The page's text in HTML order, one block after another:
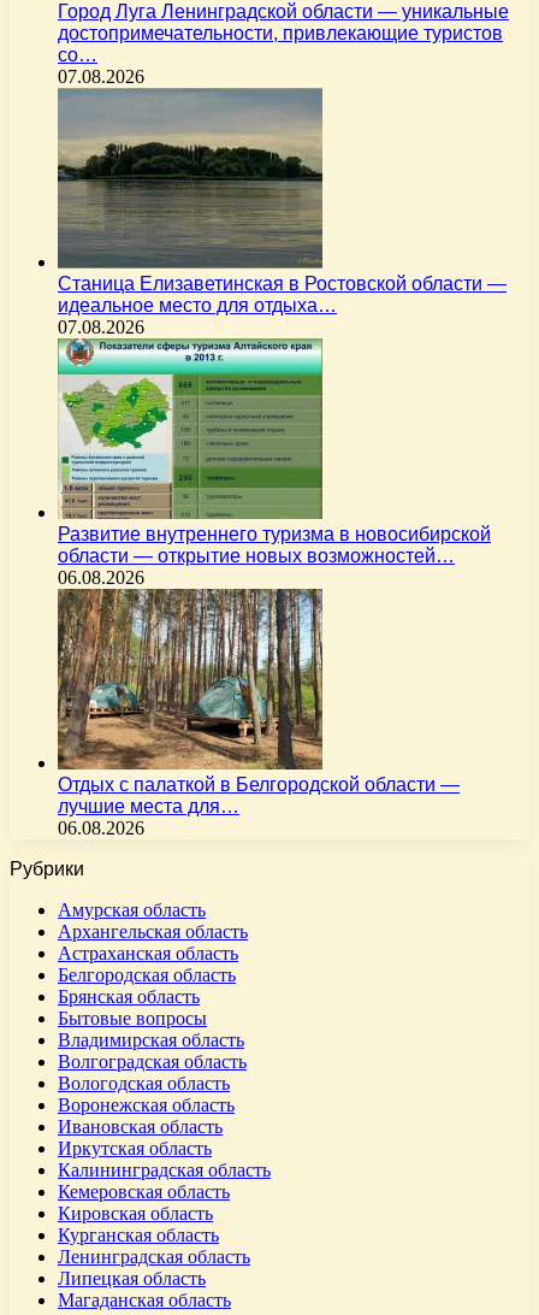
Город Луга Ленинградской области — уникальные
достопримечательности, привлекающие туристов
со…
07.08.2026
Станица Елизаветинская в Ростовской области —
идеальное место для отдыха…
07.08.2026
Развитие внутреннего туризма в новосибирской
области — открытие новых возможностей…
06.08.2026
Отдых с палаткой в Белгородской области —
лучшие места для…
06.08.2026
Рубрики
Амурская область
Архангельская область
Астраханская область
Белгородская область
Брянская область
Бытовые вопросы
Владимирская область
Волгоградская область
Вологодская область
Воронежская область
Ивановская область
Иркутская область
Калининградская область
Кемеровская область
Кировская область
Курганская область
Ленинградская область
Липецкая область
Магаданская область